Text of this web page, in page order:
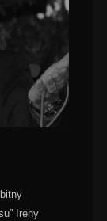
Ireny